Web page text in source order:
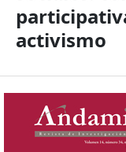
activismo